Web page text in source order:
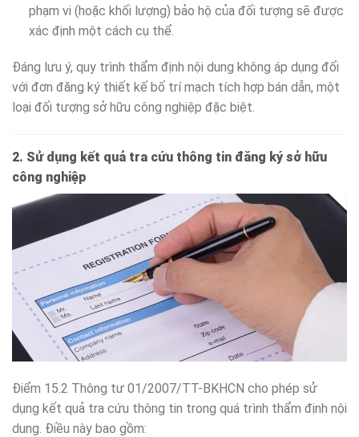
phạm vi (hoặc khối lượng) bảo hộ của đối tượng sẽ được
xác định một cách cụ thể.
Đáng lưu ý, quy trình thẩm định nội dung không áp dụng đối
với đơn đăng ký thiết kế bố trí mạch tích hợp bán dẫn, một
loại đối tượng sở hữu công nghiệp đặc biệt.
2. Sử dụng kết quả tra cứu thông tin đăng ký sở hữu
công nghiệp
Điểm 15.2 Thông tư 01/2007/TT-BKHCN cho phép sử
dụng kết quả tra cứu thông tin trong quá trình thẩm định nội
dung. Điều này bao gồm: